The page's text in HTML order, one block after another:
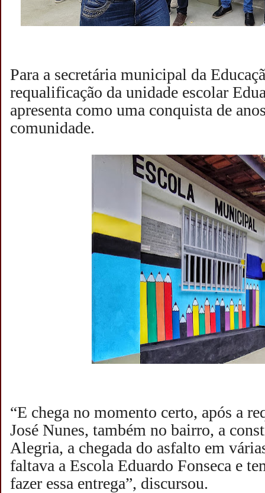
Para a secretária municipal da
requalificação da unidade escolar
apresenta como uma conquista de
comunidade.
“E chega no momento certo, após a
José Nunes, também no bairro, a
Alegria, a chegada do asfalto em
faltava a Escola Eduardo Fonseca e
fazer essa entrega”, discursou.